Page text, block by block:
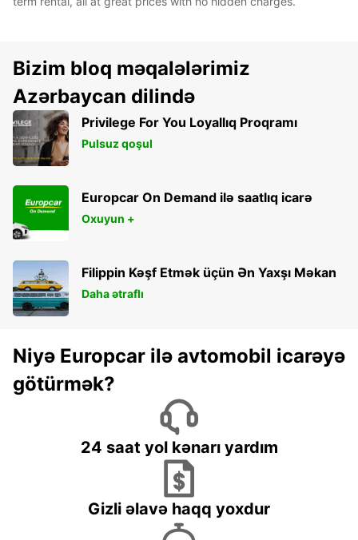
Bizim bloq məqalələrimiz
Azərbaycan dilində
Privilege For You Loyallıq Proqramı
Pulsuz qoşul
Europcar On Demand ilə saatlıq icarə
Oxuyun +
Filippin Kəşf Etmək üçün Ən Yaxşı Məkan
Daha ətraflı
Niyə Europcar ilə avtomobil icarəyə
götürmək?
24 saat yol kənarı yardım
Gizli əlavə haqq yoxdur